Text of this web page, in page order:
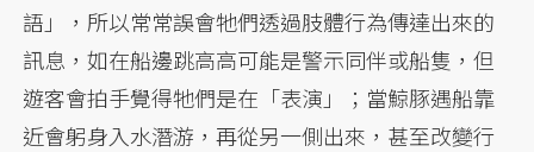
語」，所以常常誤會牠們透過肢體行為傳達出來的
訊息，如在船邊跳高高可能是警示同伴或船隻，但
遊客會拍手覺得牠們是在「表演」；當鯨豚遇船靠
近會躬身入水潛游，再從另一側出來，甚至改變行